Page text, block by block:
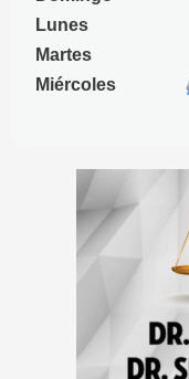
Lunes
Martes
Miércoles